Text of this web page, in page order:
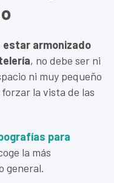
estar armonizado
, no debe ser ni
ni muy pequeño
la vista de las
para
la más
general.